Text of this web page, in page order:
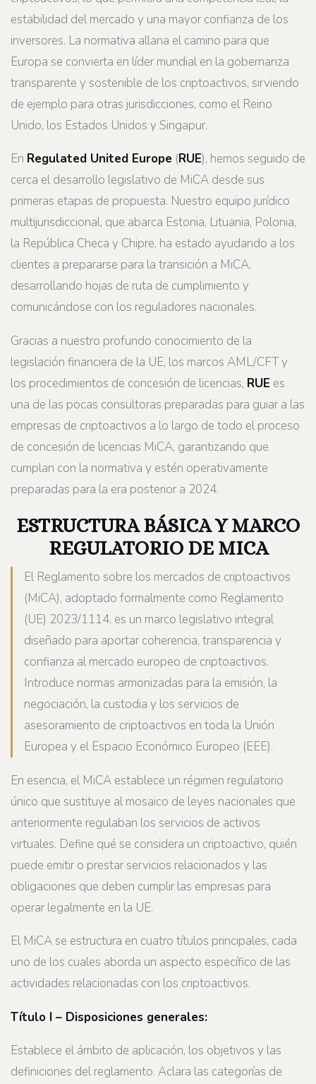
estabilidad del mercado y una mayor confianza de los
inversores. La normativa allana el camino para que
Europa se convierta en líder mundial en la gobernanza
transparente y sostenible de los criptoactivos, sirviendo
de ejemplo para otras jurisdicciones, como el Reino
Unido, los Estados Unidos y Singapur.
En Regulated United Europe (RUE), hemos seguido de
cerca el desarrollo legislativo de MiCA desde sus
primeras etapas de propuesta. Nuestro equipo jurídico
multijurisdiccional, que abarca Estonia, Lituania, Polonia,
la República Checa y Chipre, ha estado ayudando a los
clientes a prepararse para la transición a MiCA,
desarrollando hojas de ruta de cumplimiento y
comunicándose con los reguladores nacionales.
Gracias a nuestro profundo conocimiento de la
legislación financiera de la UE, los marcos AML/CFT y
los procedimientos de concesión de licencias, RUE es
una de las pocas consultoras preparadas para guiar a las
empresas de criptoactivos a lo largo de todo el proceso
de concesión de licencias MiCA, garantizando que
cumplan con la normativa y estén operativamente
preparadas para la era posterior a 2024.
ESTRUCTURA BÁSICA Y MARCO
REGULATORIO DE MICA
El Reglamento sobre los mercados de criptoactivos
(MiCA), adoptado formalmente como Reglamento
(UE) 2023/1114, es un marco legislativo integral
diseñado para aportar coherencia, transparencia y
confianza al mercado europeo de criptoactivos.
Introduce normas armonizadas para la emisión, la
negociación, la custodia y los servicios de
asesoramiento de criptoactivos en toda la Unión
Europea y el Espacio Económico Europeo (EEE).
En esencia, el MiCA establece un régimen regulatorio
único que sustituye al mosaico de leyes nacionales que
anteriormente regulaban los servicios de activos
virtuales. Define qué se considera un criptoactivo, quién
puede emitir o prestar servicios relacionados y las
obligaciones que deben cumplir las empresas para
operar legalmente en la UE.
El MiCA se estructura en cuatro títulos principales, cada
uno de los cuales aborda un aspecto específico de las
actividades relacionadas con los criptoactivos.
Título I – Disposiciones generales:
Establece el ámbito de aplicación, los objetivos y las
definiciones del reglamento. Aclara las categorías de